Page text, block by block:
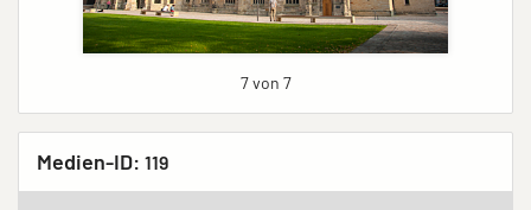
7 von 7
Medien-ID: 119